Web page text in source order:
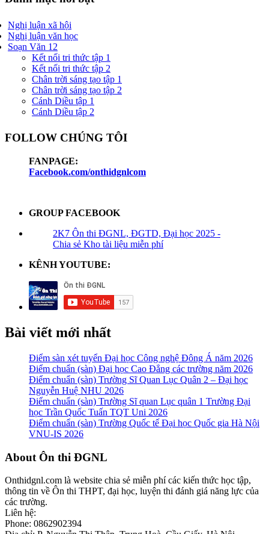
Nghị luận xã hội
Nghị luận văn học
Soạn Văn 12
Kết nối tri thức tập 1
Kết nối tri thức tập 2
Chân trời sáng tạo tập 1
Chân trời sáng tạo tập 2
Cánh Diều tập 1
Cánh Diều tập 2
FOLLOW CHÚNG TÔI
FANPAGE:
Facebook.com/onthidgnlcom
GROUP FACEBOOK
2K7 Ôn thi ĐGNL, ĐGTD, Đại học 2025 -
Chia sẻ Kho tài liệu miễn phí
KÊNH YOUTUBE:
Bài viết mới nhất
Điểm sàn xét tuyển Đại học Công nghệ Đông Á năm 2026
Điểm chuẩn (sàn) Đại học Cao Đẳng các trường năm 2026
Điểm chuẩn (sàn) Trường Sĩ Quan Lục Quân 2 – Đại học
Nguyễn Huệ NHU 2026
Điểm chuẩn (sàn) Trường Sĩ quan Lục quân 1 Trường Đại
học Trần Quốc Tuấn TQT Uni 2026
Điểm chuẩn (sàn) Trường Quốc tế Đại học Quốc gia Hà Nội
VNU-IS 2026
Footer
About Ôn thi ĐGNL
Onthidgnl.com là website chia sẻ miễn phí các kiến thức học tập,
thông tin về Ôn thi THPT, đại học, luyện thi đánh giá năng lực của
các trường.
Liên hệ:
Phone: 0862902394